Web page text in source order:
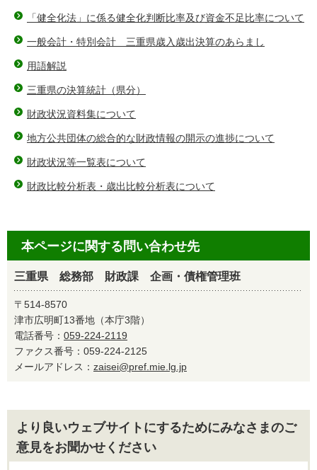
「健全化法」に係る健全化判断比率及び資金不足比率について
一般会計・特別会計 三重県歳入歳出決算のあらまし
用語解説
三重県の決算統計（県分）
財政状況資料集について
地方公共団体の総合的な財政情報の開示の進捗について
財政状況等一覧表について
財政比較分析表・歳出比較分析表について
本ページに関する問い合わせ先
三重県 総務部 財政課 企画・債権管理班
〒514-8570
津市広明町13番地（本庁3階）
電話番号： 059-224-2119
ファクス番号：059-224-2125
メールアドレス： zaisei@pref.mie.lg.jp
より良いウェブサイトにするためにみなさまのご
意見をお聞かせください